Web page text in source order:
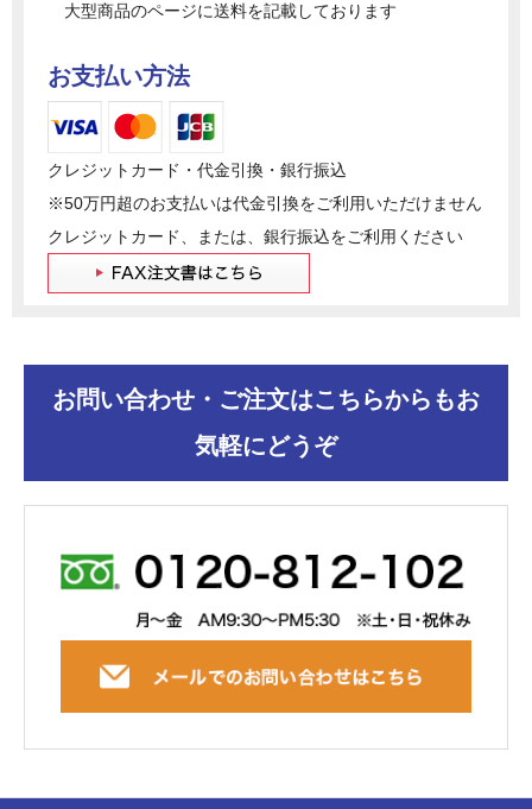
大型商品のページに送料を記載しております
お支払い方法
クレジットカード・代金引換・銀行振込
※50万円超のお支払いは代金引換をご利用いただけません
クレジットカード、または、銀行振込をご利用ください
お問い合わせ・ご注文はこちらからもお
気軽にどうぞ